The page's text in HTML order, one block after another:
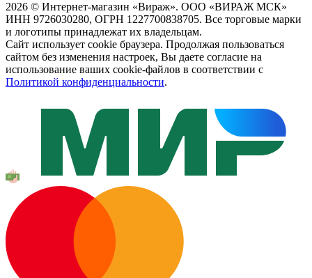
2026 © Интернет-магазин «Вираж». ООО «ВИРАЖ МСК»
ИНН 9726030280, ОГРН 1227700838705. Все торговые марки
и логотипы принадлежат их владельцам.
Сайт использует cookie браузера. Продолжая пользоваться
сайтом без изменения настроек, Вы даете согласие на
использование ваших cookie-файлов в соответствии с
Политикой конфиденциальности.